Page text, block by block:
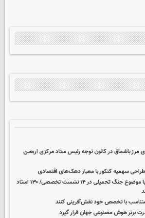
باشماق در کانون توجه رئیس ستاد مرکزی اربعین
سهمیه کنکور با معیار دهک‌های اقتصادی
تولید محتوای حقوقی با موضوع جنگ‌ تحمیلی در ۱۴ نشست تخصصی/ ۱۳۰ استاد
متناسب با تخصص خود نقش‌آفرینی کنند